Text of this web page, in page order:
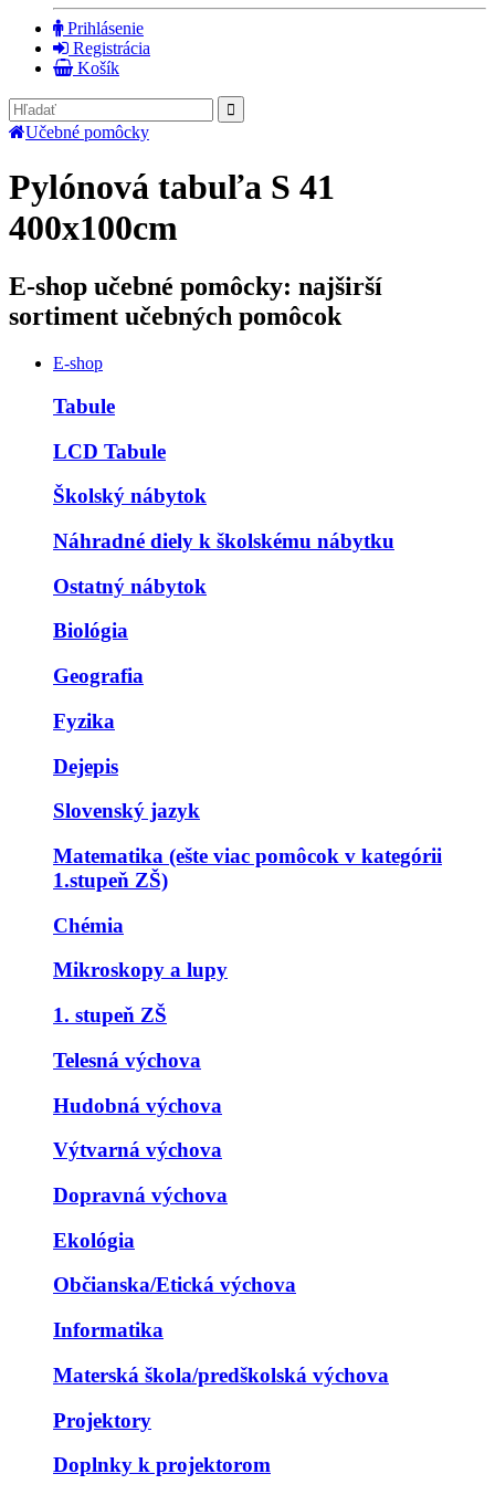
Prihlásenie
Registrácia
Košík
Učebné pomôcky
Pylónová tabuľa S 41
400x100cm
E-shop učebné pomôcky: najširší
sortiment učebných pomôcok
E-shop
Tabule
LCD Tabule
Školský nábytok
Náhradné diely k školskému nábytku
Ostatný nábytok
Biológia
Geografia
Fyzika
Dejepis
Slovenský jazyk
Matematika (ešte viac pomôcok v kategórii
1.stupeň ZŠ)
Chémia
Mikroskopy a lupy
1. stupeň ZŠ
Telesná výchova
Hudobná výchova
Výtvarná výchova
Dopravná výchova
Ekológia
Občianska/Etická výchova
Informatika
Materská škola/predškolská výchova
Projektory
Doplnky k projektorom